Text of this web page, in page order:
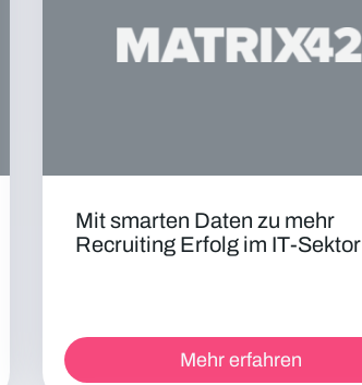
Mit smarten Daten zu mehr
Recruiting Erfolg im IT-Sektor
Mehr erfahren